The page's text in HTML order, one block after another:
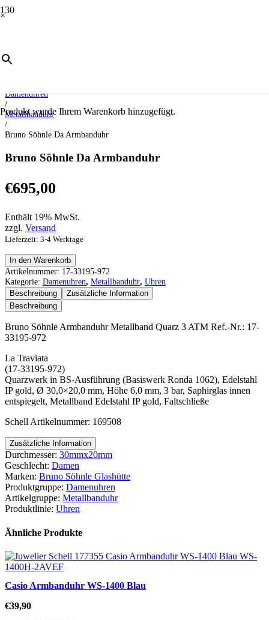
×
Produktwurde Ihrem Warenkorb hinzugefügt.
Start
/
Damenuhren
/
Metallbanduhr
/
Bruno Söhnle Da Armbanduhr
Bruno Söhnle Da Armbanduhr
€695,00
Enthält 19% MwSt.
zzgl. Versand
Lieferzeit: 3-4 Werktage
Bruno
Söhnle
Da
Armbanduhr
Menge
In den Warenkorb
Artikelnummer: 17-33195-972
Kategorie: Damenuhren, Metallbanduhr, Uhren
Beschreibung
Zusätzliche Information
Beschreibung
Bruno Söhnle Armbanduhr Metallband Quarz 3 ATM Ref.-Nr.: 17-
33195-972
La Traviata
(17-33195-972)
Quarzwerk in BS-Ausführung (Basiswerk Ronda 1062), Edelstahl
IP gold, Ø 30,0×20,0 mm, Höhe 6,0 mm, 3 bar, Saphirglas innen
entspiegelt, Metallband Edelstahl IP gold, Faltschließe
Schell Artikelnummer: 169508
Zusätzliche Information
Durchmesser: 30mmx20mm
Geschlecht: Damen
Marken: Bruno Söhnle Glashütte
Produktgruppe: Damenuhren
Artikelgruppe: Metallbanduhr
Produktlinie: Uhren
Ähnliche Produkte
Casio Armbanduhr WS-1400 Blau
€39,90